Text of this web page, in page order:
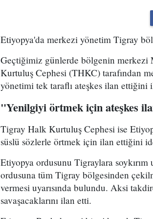
Etiyopya'da merkezi yönetim Tigray
Geçtiğimiz günlerde bölgenin merkezi
Kurtuluş Cephesi (THKC) tarafından
yönetimi tek taraflı ateşkes ilan ettiğini
"Yenilgiyi örtmek için ateşkes
Tigray Halk Kurtuluş Cephesi ise
süslü sözlerle örtmek için ilan ettiğini
Etiyopya ordusunu Tigraylara
ordusuna tüm Tigray bölgesinden
vermesi uyarısında bulundu. Aksi
savaşacaklarını ilan etti.